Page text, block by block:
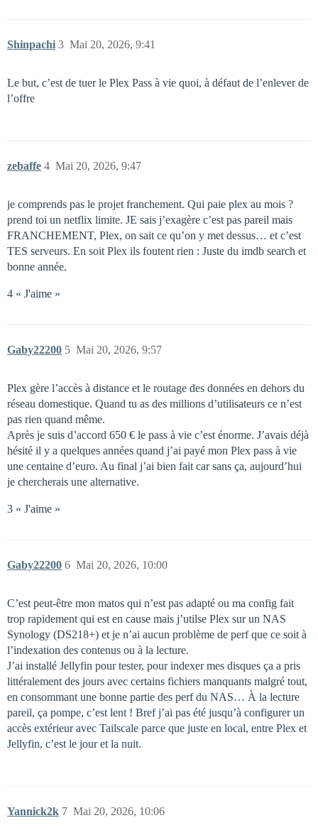
Shinpachi Mai 20, 2026, 9:41
3
Le but, c’est de tuer le Plex Pass à vie quoi, à défaut de l’enlever de
l’offre
zebaffe Mai 20, 2026, 9:47
4
je comprends pas le projet franchement. Qui paie plex au mois ?
prend toi un netflix limite. JE sais j’exagère c’est pas pareil mais
FRANCHEMENT, Plex, on sait ce qu’on y met dessus… et c’est
TES serveurs. En soit Plex ils foutent rien : Juste du imdb search et
bonne année.
4 « J'aime »
Gaby22200 Mai 20, 2026, 9:57
5
Plex gère l’accès à distance et le routage des données en dehors du
réseau domestique. Quand tu as des millions d’utilisateurs ce n’est
pas rien quand même.
Après je suis d’accord 650 € le pass à vie c’est énorme. J’avais déjà
hésité il y a quelques années quand j’ai payé mon Plex pass à vie
une centaine d’euro. Au final j’ai bien fait car sans ça, aujourd’hui
je chercherais une alternative.
3 « J'aime »
Gaby22200 Mai 20, 2026, 10:00
6
C’est peut-être mon matos qui n’est pas adapté ou ma config fait
trop rapidement qui est en cause mais j’utilse Plex sur un NAS
Synology (DS218+) et je n’ai aucun problème de perf que ce soit à
l’indexation des contenus ou à la lecture.
J’ai installé Jellyfin pour tester, pour indexer mes disques ça a pris
littéralement des jours avec certains fichiers manquants malgré tout,
en consommant une bonne partie des perf du NAS… À la lecture
pareil, ça pompe, c’est lent ! Bref j’ai pas été jusqu’à configurer un
accès extérieur avec Tailscale parce que juste en local, entre Plex et
Jellyfin, c’est le jour et la nuit.
Yannick2k Mai 20, 2026, 10:06
7